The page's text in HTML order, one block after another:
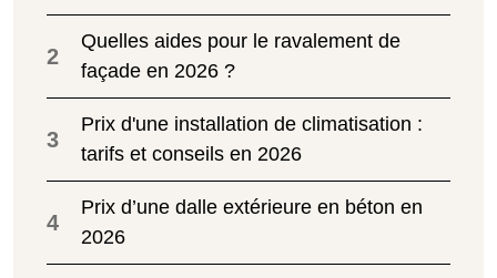
2
Quelles aides pour le ravalement de
façade en 2026 ?
3
Prix d'une installation de climatisation :
tarifs et conseils en 2026
4
Prix d’une dalle extérieure en béton en
2026